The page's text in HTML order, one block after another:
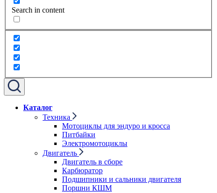
Search in content
Каталог
Техника
Мотоциклы для эндуро и кросса
Питбайки
Электромотоциклы
Двигатель
Двигатель в сборе
Карбюратор
Подшипники и сальники двигателя
Поршни КШМ